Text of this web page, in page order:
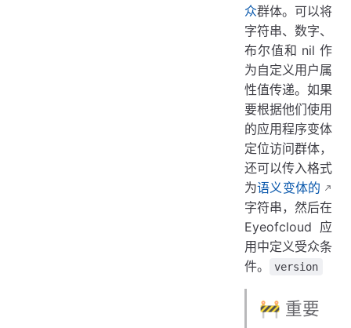
众群体。可以将
字符串、数字、
布尔值和 nil 作
为自定义用户属
性值传递。如果
要根据他们使用
的应用程序变体
定位访问群体，
还可以传入格式
为语义变体的
字符串，然后在
Eyeofcloud 应
用中定义受众条
件。
version
🚧 重要